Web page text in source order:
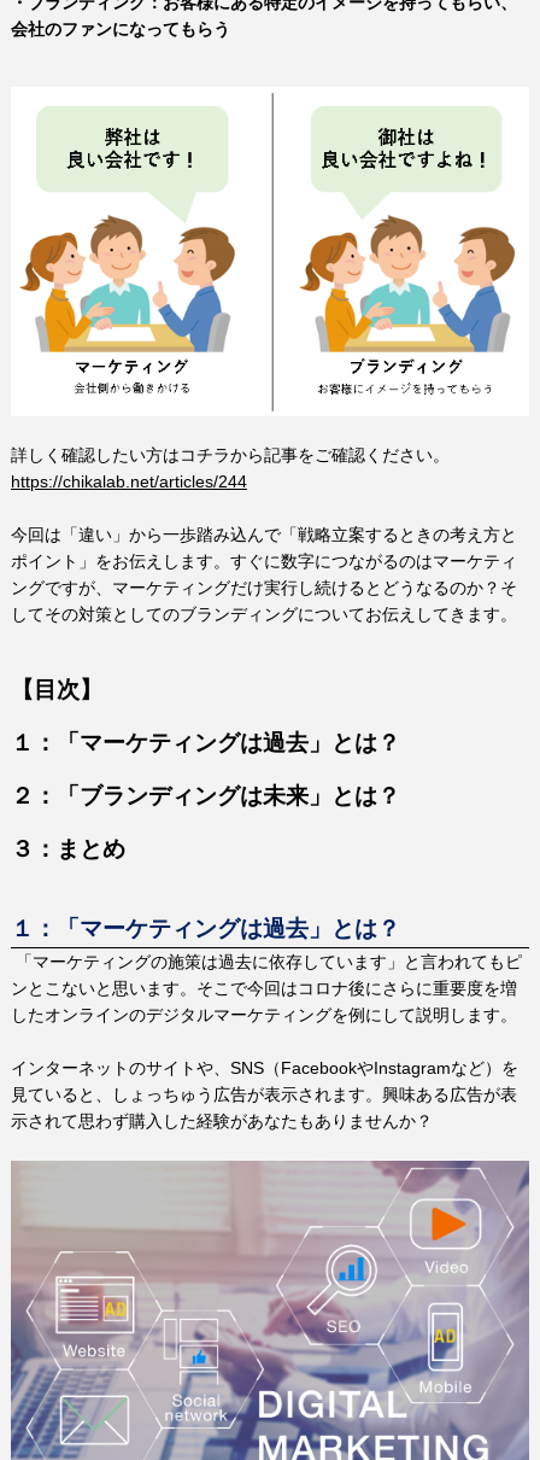
会社のファンになってもらう
詳しく確認したい方はコチラから記事をご確認ください。
https://chikalab.net/articles/244
今回は「違い」から一歩踏み込んで「戦略立案するときの考え方と
ポイント」をお伝えします。すぐに数字につながるのはマーケティ
ングですが、マーケティングだけ実行し続けるとどうなるのか？そ
してその対策としてのブランディングについてお伝えしてきます。
【目次】
１：「マーケティングは過去」とは？
２：「ブランディングは未来」とは？
３：まとめ
１：「マーケティングは過去」とは？
「マーケティングの施策は過去に依存しています」と言われてもピ
ンとこないと思います。そこで今回はコロナ後にさらに重要度を増
したオンラインのデジタルマーケティングを例にして説明します。
インターネットのサイトや、 SNS （FacebookやInstagramなど）を
見ていると、しょっちゅう広告が表示されます。興味ある広告が表
示されて思わず購入した経験があなたもありませんか？